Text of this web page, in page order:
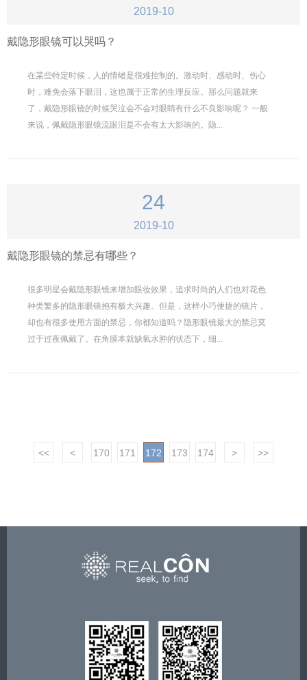
2019-10
戴隐形眼镜可以哭吗？
在某些特定时候，人的情绪是很难控制的。激动时、感动时、伤心
时，难免会落下眼泪，这也属于正常的生理反应。那么问题就来
了，戴隐形眼镜的时候哭泣会不会对眼睛有什么不良影响呢？ 一般
来说，佩戴隐形眼镜流眼泪是不会有太大影响的。隐...
24
2019-10
戴隐形眼镜的禁忌有哪些？
很多明星会戴隐形眼镜来增加眼妆效果，追求时尚的人们也对花色
种类繁多的隐形眼镜抱有极大兴趣。但是，这样小巧便捷的镜片，
却也有很多使用方面的禁忌，你都知道吗？隐形眼镜最大的禁忌莫
过于过夜佩戴了。在角膜本就缺氧水肿的状态下，细...
<< < 170 171 172 173 174 > >>